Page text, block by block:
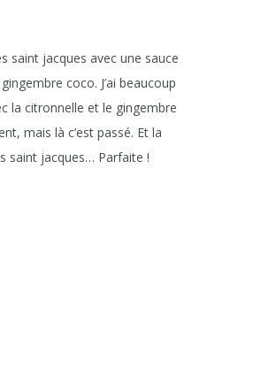
saint jacques avec une sauce
coco. J’ai beaucoup
la citronnelle et le gingembre
mais là c’est passé. Et la
saint jacques… Parfaite !